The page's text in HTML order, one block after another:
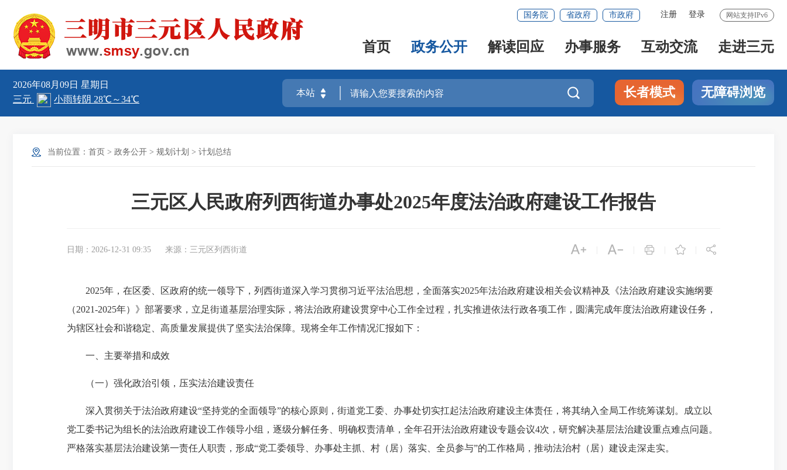
网站支持IPv6
注册 登录
国务院 省政府 市政府
首页 政务公开 解读回应 办事服务 互动交流 走进三元
2026年08月09日 星期日
 长者模式 无障碍浏览
当前位置： 首页 > 政务公开 > 规划计划 > 计划总结
三元区人民政府列西街道办事处2025年度法治政府建设工作报告
日期：2026-12-31 09:35 来源：三元区列西街道     
2025年，在区委、区政府的统一领导下，列西街道深入学习贯彻习近平法治思想，全面落实2025年法治政府建设相关会议精神及《法治政府建设实施纲要
（2021-2025年）》部署要求，立足街道基层治理实际，将法治政府建设贯穿中心工作全过程，扎实推进依法行政各项工作，圆满完成年度法治政府建设任务，
为辖区社会和谐稳定、高质量发展提供了坚实法治保障。现将全年工作情况汇报如下：
一、主要举措和成效
（一）强化政治引领，压实法治建设责任
深入贯彻关于法治政府建设“坚持党的全面领导”的核心原则，街道党工委、办事处切实扛起法治政府建设主体责任，将其纳入全局工作统筹谋划。成立以
党工委书记为组长的法治政府建设工作领导小组，逐级分解任务、明确权责清单，全年召开法治政府建设专题会议4次，研究解决基层法治建设重点难点问题。
严格落实基层法治建设第一责任人职责，形成“党工委领导、办事处主抓、村（居）落实、全员参与”的工作格局，推动法治村（居）建设走深走实。